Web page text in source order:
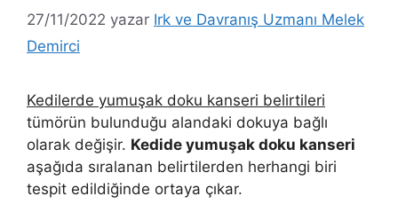
27/11/2022 yazar Irk ve Davranış Uzmanı Melek
Demirci
Kedilerde yumuşak doku kanseri belirtileri
tümörün bulunduğu alandaki dokuya bağlı
olarak değişir. Kedide yumuşak doku kanseri
aşağıda sıralanan belirtilerden herhangi biri
tespit edildiğinde ortaya çıkar.